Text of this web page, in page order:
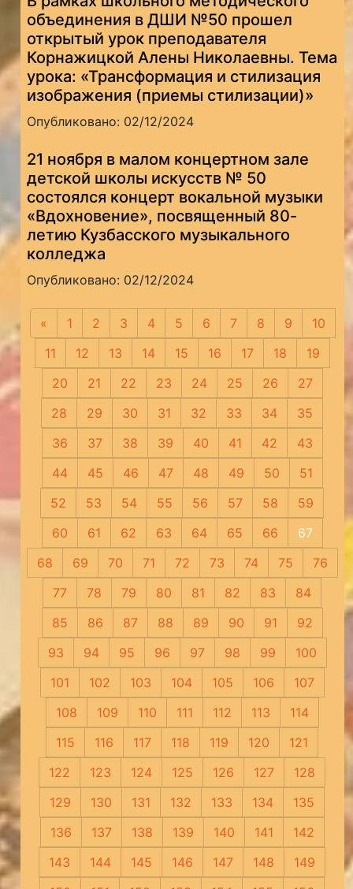
объединения в ДШИ №50 прошел
открытый урок преподавателя
Корнажицкой Алены Николаевны. Тема
урока: «Трансформация и стилизация
изображения (приемы стилизации)»
Опубликовано: 02/12/2024
21 ноября в малом концертном зале
детской школы искусств № 50
состоялся концерт вокальной музыки
«Вдохновение», посвященный 80-
летию Кузбасского музыкального
колледжа
Опубликовано: 02/12/2024
« Предыдущая
1 2 3 4 5 6 7 8 9
10
11
12 13 14 15 16 17 18
19
20
21 22 23 24 25 26
27
28
29 30 31 32 33 34
35
36
37 38 39 40 41 42
43
44
45 46 47 48 49 50
51
52
53 54 55 56 57 58
59
60
61 62 63 64 65 66
67
68
69 70 71 72 73 74 75
76
77
78 79 80 81 82 83
84
85
86 87 88 89 90 91
92
93
94 95 96 97 98 99
100
101
102 103 104 105 106
107
108
109 110 111 112 113
114
115
116 117 118 119 120
121
122
123 124 125 126 127
128
129
130 131 132 133 134
135
136
137 138 139 140 141
142
143
144 145 146 147 148
149